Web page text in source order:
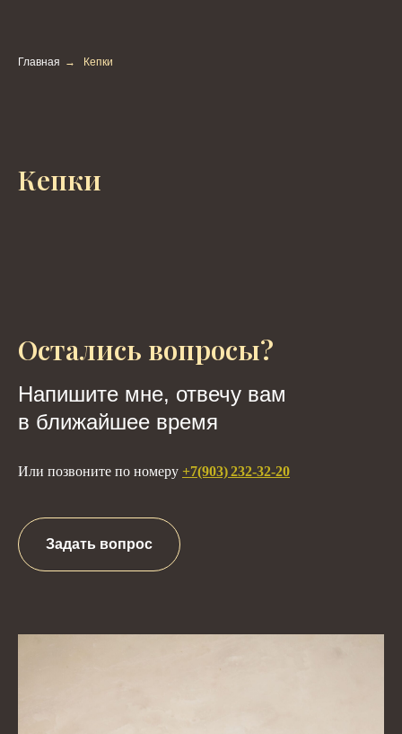
Главная → Кепки
Кепки
Остались вопросы?
Напишите мне, отвечу вам
в ближайшее время
Или позвоните по номеру +7(903) 232-32-20
Задать вопрос